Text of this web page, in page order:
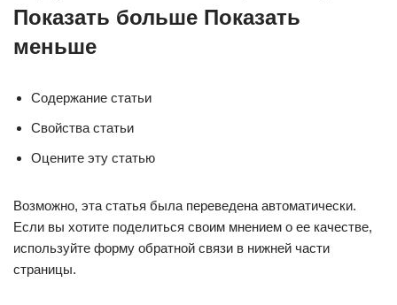
Показать больше Показать
меньше
Содержание статьи
Свойства статьи
Оцените эту статью
Возможно, эта статья была переведена автоматически.
Если вы хотите поделиться своим мнением о ее качестве,
используйте форму обратной связи в нижней части
страницы.